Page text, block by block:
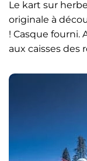
Le kart sur
originale à
! Casque fourni.
aux caisses des